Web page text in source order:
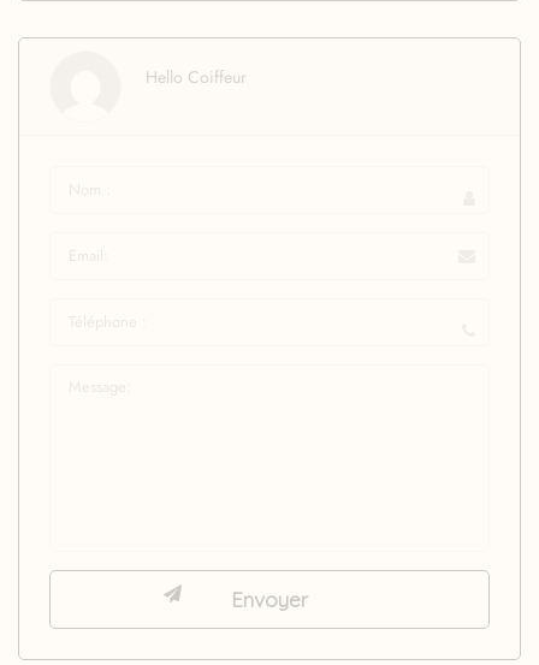
Hello Coiffeur